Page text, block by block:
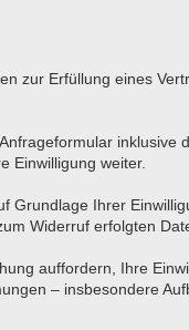
zur Erfüllung eines
Einwilligung weiter.
Ihrer
Widerruf erfolgten
auffordern, Ihre
– insbesondere